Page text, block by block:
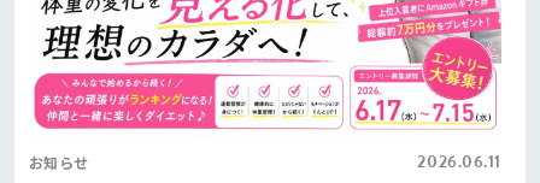
お知らせ 2026.06.11